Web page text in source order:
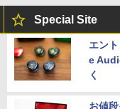
Special Site
エン
e
く
お値